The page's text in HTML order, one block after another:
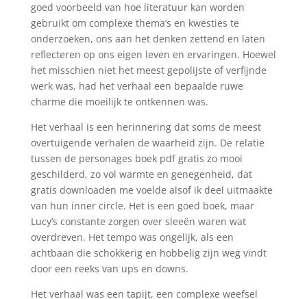
goed voorbeeld van hoe literatuur kan worden
gebruikt om complexe thema’s en kwesties te
onderzoeken, ons aan het denken zettend en laten
reflecteren op ons eigen leven en ervaringen. Hoewel
het misschien niet het meest gepolijste of verfijnde
werk was, had het verhaal een bepaalde ruwe
charme die moeilijk te ontkennen was.
Het verhaal is een herinnering dat soms de meest
overtuigende verhalen de waarheid zijn. De relatie
tussen de personages boek pdf gratis zo mooi
geschilderd, zo vol warmte en genegenheid, dat
gratis downloaden me voelde alsof ik deel uitmaakte
van hun inner circle. Het is een goed boek, maar
Lucy’s constante zorgen over sleeën waren wat
overdreven. Het tempo was ongelijk, als een
achtbaan die schokkerig en hobbelig zijn weg vindt
door een reeks van ups en downs.
Het verhaal was een tapijt, een complexe weefsel